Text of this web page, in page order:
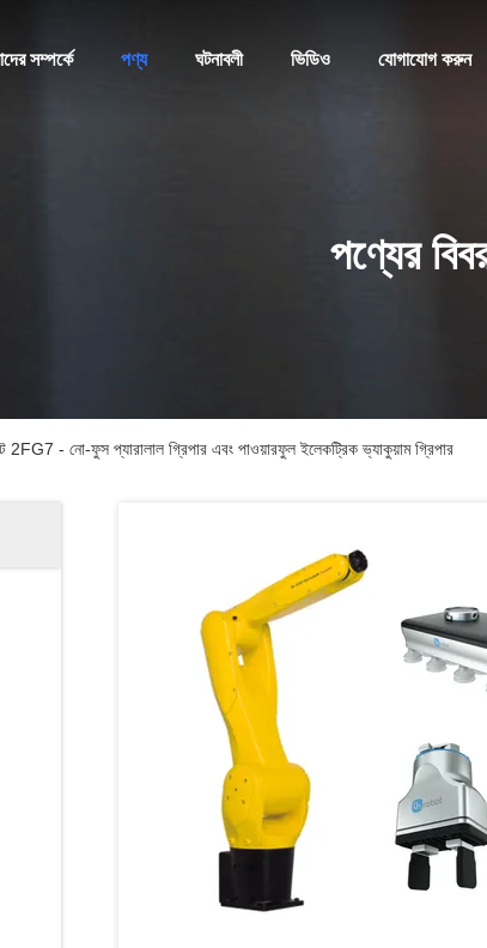
সম্পর্কে পণ্য ঘটনাবলী ভিডিও যোগাযোগ করুন
পণ্যের
- নো-ফুস প্যারালাল গ্রিপার এবং পাওয়ারফুল ইলেকট্রিক ভ্যাকুয়াম গ্রিপার